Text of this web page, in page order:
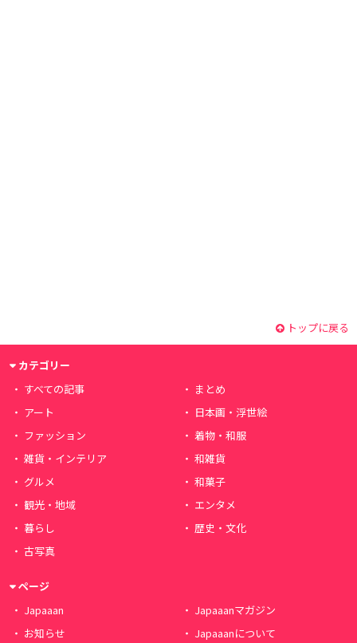
トップに戻る
カテゴリー
すべての記事
まとめ
アート
日本画・浮世絵
ファッション
着物・和服
雑貨・インテリア
和雑貨
グルメ
和菓子
観光・地域
エンタメ
暮らし
歴史・文化
古写真
ページ
Japaaan
Japaaanマガジン
お知らせ
Japaaanについて